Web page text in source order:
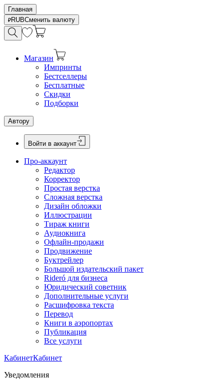
Главная
RUBСменить валюту
Магазин
Импринты
Бестселлеры
Бесплатные
Скидки
Подборки
Автору
Войти в аккаунт
Про-аккаунт
Редактор
Корректор
Простая верстка
Сложная верстка
Дизайн обложки
Иллюстрации
Тираж книги
Аудиокнига
Офлайн-продажи
Продвижение
Буктрейлер
Большой издательский пакет
Rideró для бизнеса
Юридический советник
Дополнительные услуги
Расшифровка текста
Перевод
Книги в аэропортах
Публикация
Все услуги
КабинетКабинет
Уведомления